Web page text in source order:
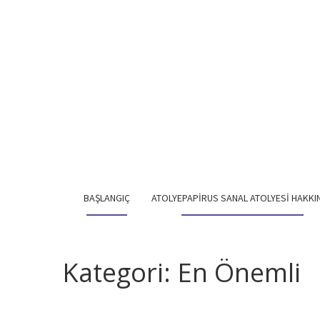
BAŞLANGIÇ ATOLYEPAPIRUS SANAL ATOLYESI
Kategori: En Önemli